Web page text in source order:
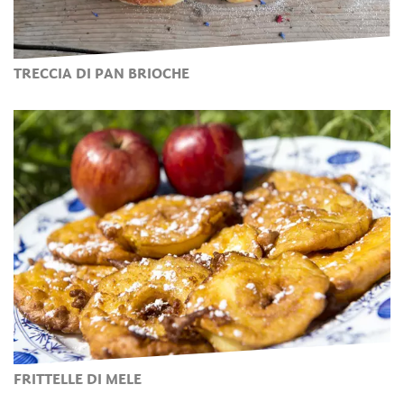
TRECCIA DI PAN BRIOCHE
FRITTELLE DI MELE